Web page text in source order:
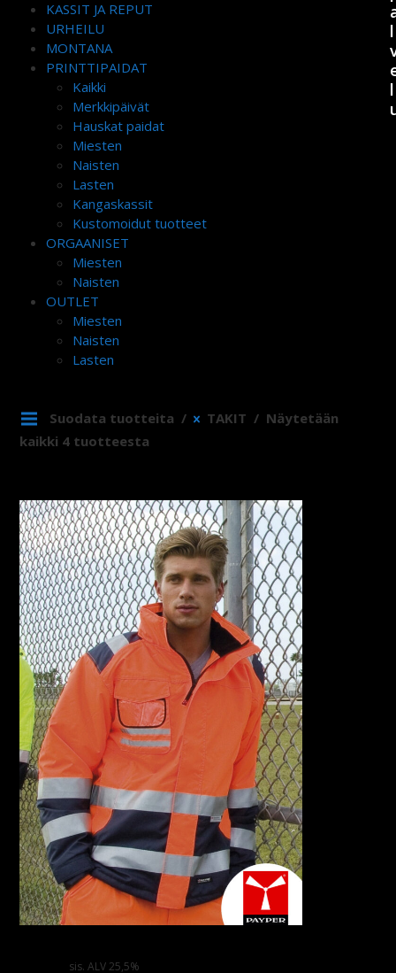
KASSIT JA REPUT
URHEILU
MONTANA
PRINTTIPAIDAT
Kaikki
Merkkipäivät
Hauskat paidat
Miesten
Naisten
Lasten
Kangaskassit
Kustomoidut tuotteet
ORGAANISET
Miesten
Naisten
OUTLET
Miesten
Naisten
Lasten
Suodata tuotteita TAKIT
Näytetään
kaikki 4 tuotteesta
sis. ALV 25,5%
l
l